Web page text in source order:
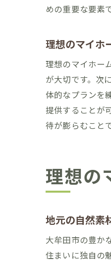
めの重要な要素
理想のマイホ
理想のマイホー
が大切です。次
体的なプランを
提供することが
待が膨らむこと
理想の
地元の自然素
大牟田市の豊か
住まいに独自の